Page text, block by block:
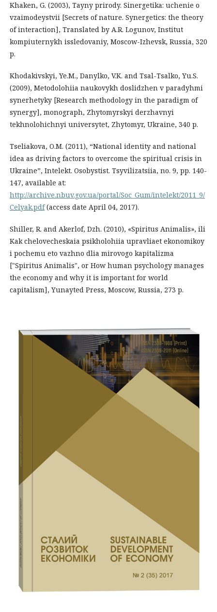
Khaken, G. (2003), Tayny prirody. Sinergetika: uchenie o
vzaimodeystvii [Secrets of nature. Synergetics: the theory
of interaction], Translated by A.R. Logunov, Institut
kompiuternykh issledovaniy, Moscow-Izhevsk, Russia, 320
p.
Khodakivskyi, Ye.M., Danylko, V.K. and Tsal-Tsalko, Yu.S.
(2009), Metodolohiia naukovykh doslidzhen v paradyhmi
synerhetyky [Research methodology in the paradigm of
synergy], monograph, Zhytomyrskyi derzhavnyi
tekhnolohichnyi universytet, Zhytomyr, Ukraine, 340 p.
Tseliakova, O.M. (2011), “National identity and national
idea as driving factors to overcome the spiritual crisis in
Ukraine”, Intelekt. Osobystist. Tsyvilizatsiia, no. 9, pp. 140-
147, available at:
http://archive.nbuv.gov.ua/portal/Soc_Gum/intelekt/2011_9/
Celyak.pdf(access date April 04, 2017).
Shiller, R. and Akerlof, Dzh. (2010), «Spiritus Animalis», ili
Kak chelovecheskaia psikholohiia upravliaet ekonomikoy
i pochemu eto vazhno dlia mirovogo kapitalizma
["Spiritus Animalis", or How human psychology manages
the economy and why it is important for world
capitalism], Yunayted Press, Moscow, Russia, 273 p.